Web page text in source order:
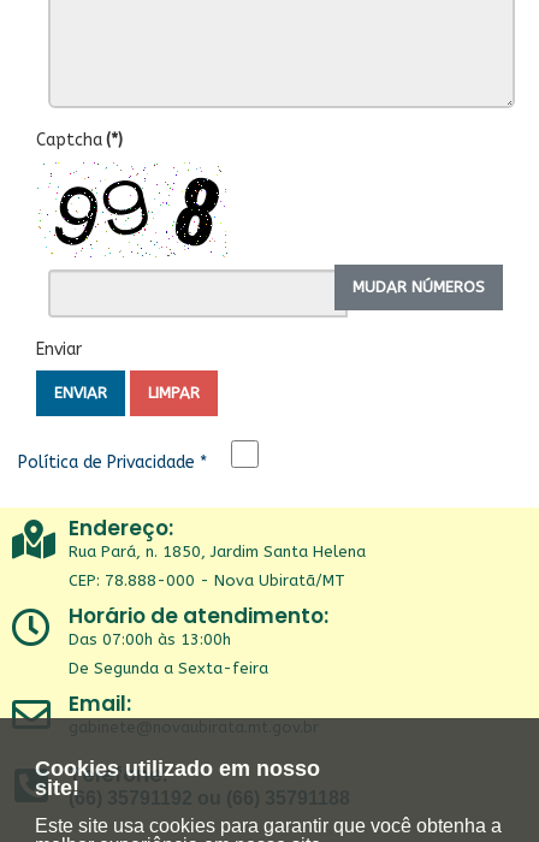
Cookies utilizado em nosso
site!
Este site usa cookies para garantir que você obtenha a
Captcha(*)
MUDAR NÚMEROS
Enviar
ENVIAR LIMPAR
Política de Privacidade *
Endereço:
Rua Pará, n. 1850, Jardim Santa Helena
CEP: 78.888-000 - Nova Ubiratã/MT
Horário de atendimento:
Das 07:00h às 13:00h
De Segunda a Sexta-feira
Email:
gabinete@novaubirata.mt.gov.br
Telefone:
(66) 35791192 ou (66) 35791188